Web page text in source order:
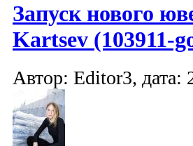
Запуск нового
Kartsev (103911-
Автор: Editor3, дата: